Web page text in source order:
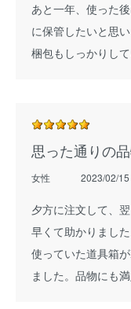
あと一年、使った
に保管したいと思い
梱包もしっかりし
思った通りの
女性 2023/02/
夕方に注文して、
早くて助かりました
使っていた道具箱
ました。品物にも